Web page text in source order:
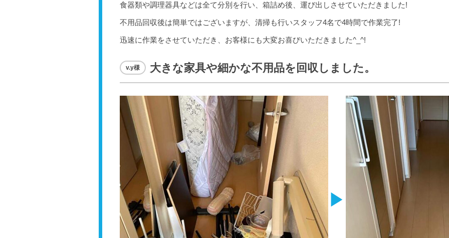
食器類や調理器具などは全て分別を行い、箱詰め後、運び出しさせていただきました!
不用品回収後は簡単ではございますが、清掃も行いスタッフ4名で4時間で作業完了!
迅速に作業をさせていただき、お客様にも大変お喜びいただきました^_^!
v.y様 大きな家具や細かな不用品を回収しました。
▶